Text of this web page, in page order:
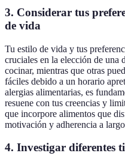
3. Considerar tus
de vida
Tu estilo de vida y tus
cruciales en la elección de una
cocinar, mientras que otras
fáciles debido a un horario
alergias alimentarias, es
resuene con tus creencias y
que incorpore alimentos que
motivación y adherencia a
4. Investigar diferentes